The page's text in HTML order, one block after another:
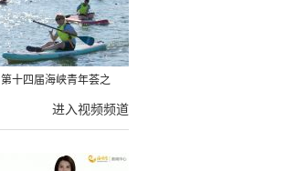
第十四届海峡青年荟之
2026榕台青年大学生水上
进入视频频道